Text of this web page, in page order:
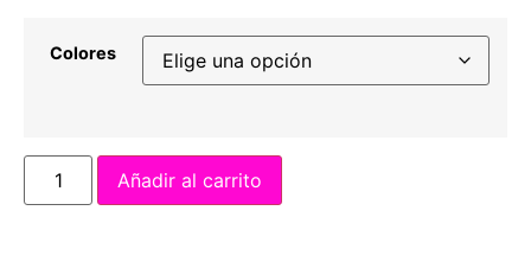
Colores
Añadir al carrito